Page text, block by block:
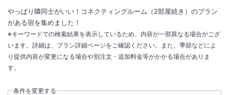
やっぱり隣同士がいい！コネクティングルーム（2部屋続き）のプラン
がある宿を集めました！
※キーワードでの検索結果を表示しているため、内容が一部異なる場合がござ
います。詳細は、プラン詳細ページをご確認ください。また、季節などによ
り提供内容が変更になる場合や別注文・追加料金等がかかる場合がありま
す。
条件を変更する